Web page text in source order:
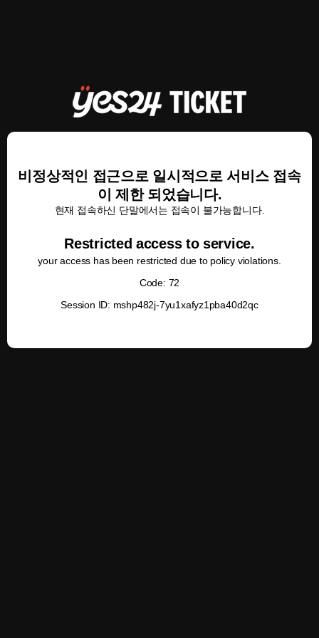
비정상적인 접근으로 일시적으로 서비스 접속
이 제한 되었습니다.
현재 접속하신 단말에서는 접속이 불가능합니다.
Restricted access to service.
your access has been restricted due to policy violations.
Code: 72
Session ID: mshp482j-7yu1xafyz1pba40d2qc